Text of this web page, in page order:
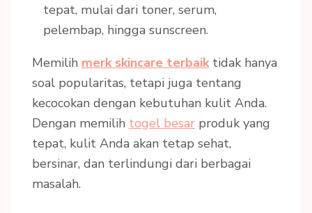
tepat, mulai dari toner, serum,
pelembap, hingga sunscreen.
Memilih merk skincare terbaiktidak hanya
soal popularitas, tetapi juga tentang
kecocokan dengan kebutuhan kulit Anda.
Dengan memilih togel besar produk yang
tepat, kulit Anda akan tetap sehat,
bersinar, dan terlindungi dari berbagai
masalah.